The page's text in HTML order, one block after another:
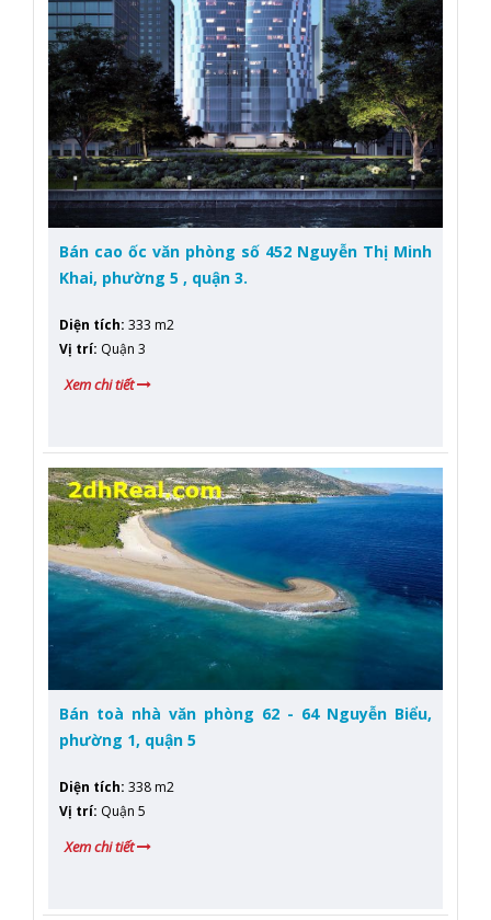
Bán cao ốc văn phòng số 452 Nguyễn Thị Minh
Khai, phường 5 , quận 3.
Diện tích: 333 m2
Vị trí: Quận 3
Xem chi tiết
Bán toà nhà văn phòng 62 - 64 Nguyễn Biểu,
phường 1, quận 5
Diện tích: 338 m2
Vị trí: Quận 5
Xem chi tiết